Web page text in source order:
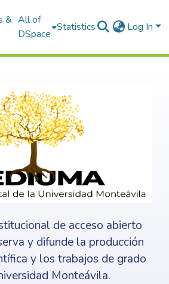
& All of
DSpace
Statistics Log In
de acceso abierto
y difunde la producción
y los trabajos de grado
Monteávila.